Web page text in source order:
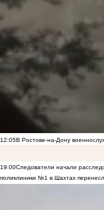
12:05В Ростове-на-Дону
19:00Следователи начали
поликлиники №1 в Шахтах